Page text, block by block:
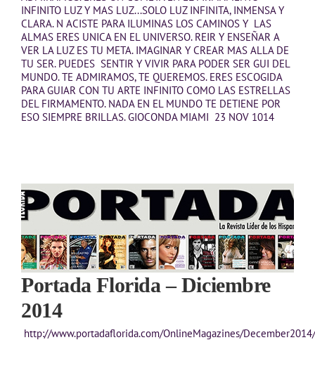
INFINITO LUZ Y MAS LUZ...SOLO LUZ INFINITA, INMENSA Y
CLARA. N ACISTE PARA ILUMINAS LOS CAMINOS Y LAS
ALMAS ERES UNICA EN EL UNIVERSO. REIR Y ENSEÑAR A
VER LA LUZ ES TU META. IMAGINAR Y CREAR MAS ALLA DE
TU SER. PUEDES SENTIR Y VIVIR PARA PODER SER GUI DEL
MUNDO. TE ADMIRAMOS, TE QUEREMOS. ERES ESCOGIDA
PARA GUIAR CON TU ARTE INFINITO COMO LAS ESTRELLAS
DEL FIRMAMENTO. NADA EN EL MUNDO TE DETIENE POR
ESO SIEMPRE BRILLAS. GIOCONDA MIAMI 23 NOV 1014
Portada Florida – Diciembre
2014
http://www.portadaflorida.com/OnlineMagazines/